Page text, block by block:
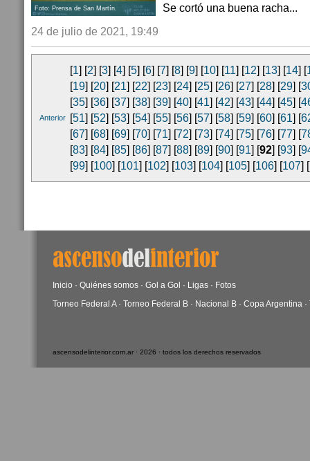
Foto: Prensa de San Martín.
Se cortó una buena racha...
24 de julio de 2021, 19:49
Anterior
[1] [2] [3] [4] [5] [6] [7] [8] [9] [10] [11] [12] [13] [14] [
[19] [20] [21] [22] [23] [24] [25] [26] [27] [28] [29] [
[35] [36] [37] [38] [39] [40] [41] [42] [43] [44] [45] [
[51] [52] [53] [54] [55] [56] [57] [58] [59] [60] [61] [
[67] [68] [69] [70] [71] [72] [73] [74] [75] [76] [77] [
[83] [84] [85] [86] [87] [88] [89] [90] [91] [92] [93] [
[99] [100] [101] [102] [103] [104] [105] [106] [107] [
Inicio · Quiénes somos · Gol a Gol · Ligas · Fotos
Torneo Federal A· Torneo Federal B · Nacional B · Copa Argentina ·
ascensodelinterior.com.ar · 2026 · todos los derechos reservados